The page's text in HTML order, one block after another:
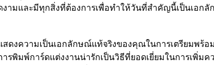
งามและมีทุกสิ่งที่ต้องการเพื่อทำให้วันที่สำคัญนี้เป็นเอก
ดงความเป็นเอกลักษณ์แท้จริงของคุณในการเตรียมพร้อ
รพิมพ์การ์ดแต่งงานน่ารักเป็นวิธีที่ยอดเยี่ยมในการเพิ่มค